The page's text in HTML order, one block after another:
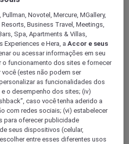
Novotel, Mercure, MGallery,
Business Travel, Meetings,
Spa, Apartments & Villas,
Experiences e Hera, aAccor e seus
ou acessar informações em seu
o funcionamento dos sites e fornecer
(estes não podem ser
as funcionalidades dos
o desempenho dos sites; (iv)
caso você tenha aderido a
com redes sociais; (vi) estabelecer
para oferecer publicidade
seus dispositivos (celular,
entre esses diferentes usos